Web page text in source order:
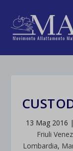
13 Mag 2016 |
Friuli
Lombardia,